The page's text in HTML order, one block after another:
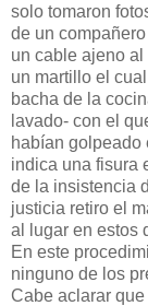
solo tomaron
de un
un cable ajeno
un martillo el
bacha de la
lavado- con el
habían golpeado
indica una fisura
de la insistencia
justicia retiro el
al lugar en estos
En este
ninguno de los
Cabe aclarar